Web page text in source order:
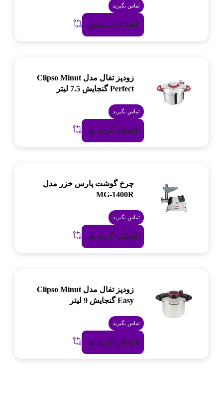
تماس بگیرید
اطلاعات بیشتر
زودپز تفال مدل Clipso Minut
Perfect گنجایش 7.5 لیتر
تماس بگیرید
انتخاب گزینه ها
چرخ گوشت پارس خزر مدل
MG-1400R
تماس بگیرید
انتخاب گزینه ها
زودپز تفال مدل Clipso Minut
Easy گنجایش 9 لیتر
تماس بگیرید
انتخاب گزینه ها